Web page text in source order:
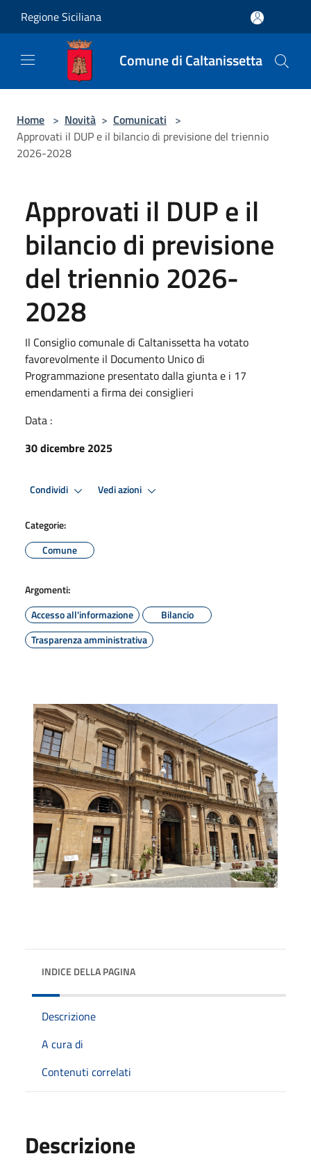
Regione Siciliana
Comune di Caltanissetta
Home > Novità > Comunicati >
Approvati il DUP e il bilancio di previsione del triennio
2026-2028
Approvati il DUP e il
bilancio di previsione
del triennio 2026-
2028
Il Consiglio comunale di Caltanissetta ha votato
favorevolmente il Documento Unico di
Programmazione presentato dalla giunta e i 17
emendamenti a firma dei consiglieri
Data :
30 dicembre 2025
Condividi Vedi azioni
Categorie:
Comune
Argomenti:
Accesso all'informazione
Bilancio
Trasparenza amministrativa
INDICE DELLA PAGINA
Descrizione
A cura di
Contenuti correlati
Descrizione